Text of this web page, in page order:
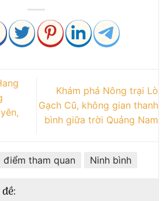
Khám phá Nông trại Lò
Gạch Cũ, không gian thanh
bình giữa trời Quảng Nam
điểm tham quan Ninh bình